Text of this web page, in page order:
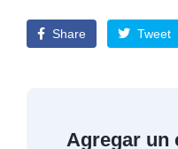
Share Tweet
Agregar un